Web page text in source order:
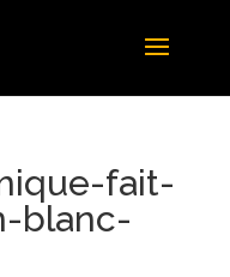
fait-
blanc-